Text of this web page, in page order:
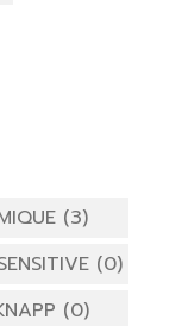
(3)
(0)
(0)